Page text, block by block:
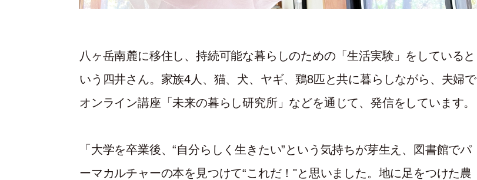
八ヶ岳南麓に移住し、持続可能な暮らしのための「生活実験」をしていると
いう四井さん。家族4人、猫、犬、ヤギ、鶏8匹と共に暮らしながら、夫婦で
オンライン講座「未来の暮らし研究所」などを通じて、発信をしています。
「大学を卒業後、“自分らしく生きたい”という気持ちが芽生え、図書館でパ
ーマカルチャーの本を見つけて“これだ！"と思いました。地に足をつけた農